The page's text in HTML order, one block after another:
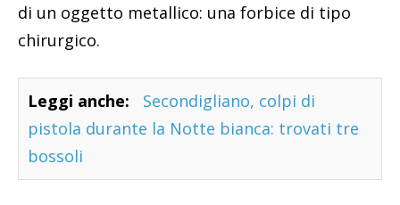
di un oggetto metallico: una forbice di tipo
chirurgico.
Leggi anche:
Secondigliano, colpi di
pistola durante la Notte bianca: trovati tre
bossoli